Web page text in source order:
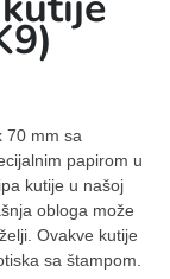
70 mm sa
papirom u
kutije u našoj
obloga može
Ovakve kutije
sa štampom.